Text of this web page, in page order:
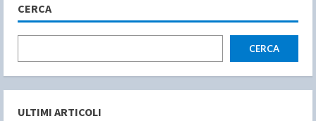
CERCA
CERCA
ULTIMI ARTICOLI